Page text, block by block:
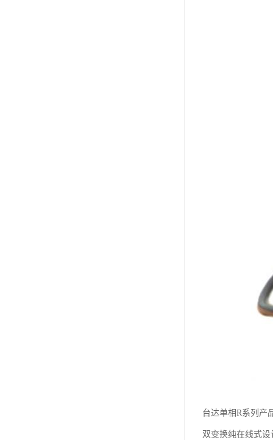
台达单相R系列产
双变换纯在线式设